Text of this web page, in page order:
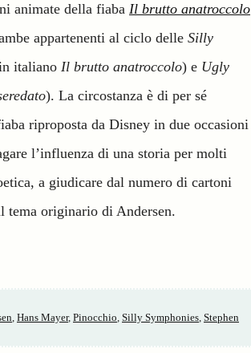
animate della fiaba Il brutto anatroccolo
appartenenti al ciclo delle Silly
italiano Il brutto anatroccolo) e Ugly
). La circostanza è di per sé
riproposta da Disney in due occasioni
l’influenza di una storia per molti
a giudicare dal numero di cartoni
tema originario di Andersen.
, Hans Mayer, Pinocchio, Silly Symphonies, Stephen